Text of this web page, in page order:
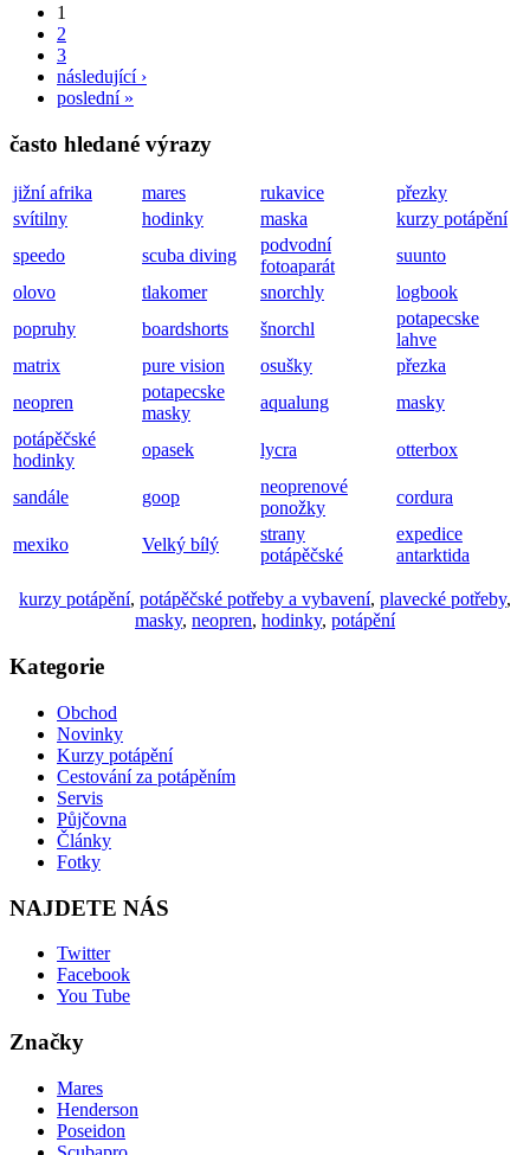
1
2
3
následující ›
poslední »
často hledané výrazy
jižní afrika mares rukavice
přezky
svítilny
hodinky maska
kurzy potápění
speedo
scuba diving
podvodní
fotoaparát
suunto
olovo
tlakomer snorchly
logbook
popruhy
boardshorts šnorchl
potapecske
lahve
matrix
pure vision osušky
přezka
neopren
potapecske
masky
aqualung
masky
potápěčské
hodinky
opasek lycra otterbox
sandále goop
neoprenové
ponožky
cordura
mexiko Velký bílý
strany
potápěčské
expedice
antarktida
kurzy potápění, potápěčské potřeby a vybavení, plavecké potřeby,
masky, neopren, hodinky, potápění
Kategorie
Obchod
Novinky
Kurzy potápění
Cestování za potápěním
Servis
Půjčovna
Články
Fotky
NAJDETE NÁS
Twitter
Facebook
You Tube
Značky
Mares
Henderson
Poseidon